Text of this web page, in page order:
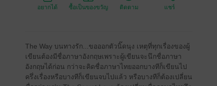
อยากได้ ซื้อเป็นของขวัญ ติดตาม แชร์
The Way บนทางรัก...ขอออกตัวนิ๊ดนุง เหตุที่ทุกเรื่องของผู้
เขียนต้องมีชื่อภาษาอังกฤษเพราะผู้เขียนจะนึกชื่อภาษา
อังกฤษได้ก่อน กว่าจะคิดชื่อภาษาไทยออกบางทีก็เขียนไป
ครึ่งเรื่องหรือบางทีก็เขียนจบไปแล้ว หรือบางทีก็ต้องเปลี่ยน